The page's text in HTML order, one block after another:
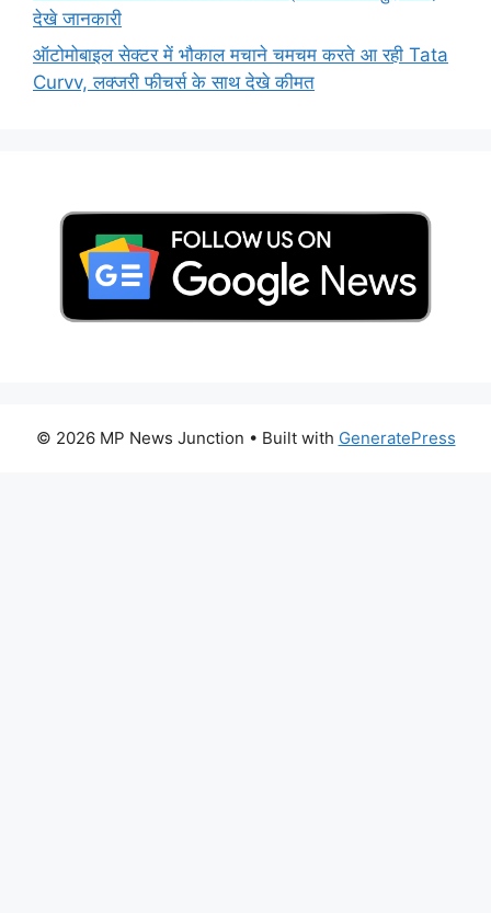
देखे जानकारी
ऑटोमोबाइल सेक्टर में भौकाल मचाने चमचम करते आ रही Tata
Curvv, लक्जरी फीचर्स के साथ देखे कीमत
© 2026 MP News Junction • Built with GeneratePress